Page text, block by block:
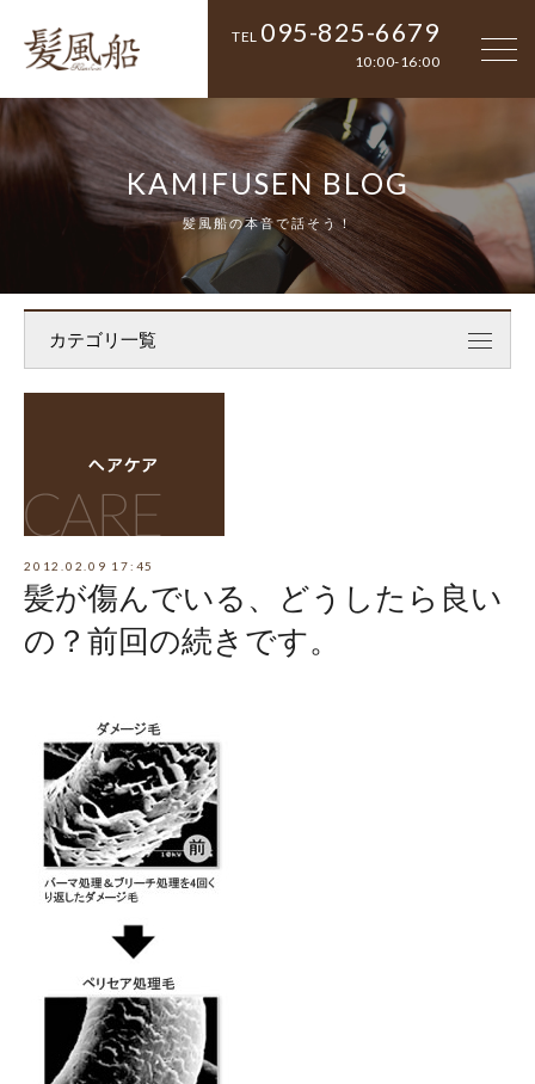
TEL 095-825-6679
10:00-16:00
KAMIFUSEN BLOG
髪風船の本音で話そう！
カテゴリ一覧
2012.02.09 17:45
髪が傷んでいる、どうしたら良い
の？前回の続きです。